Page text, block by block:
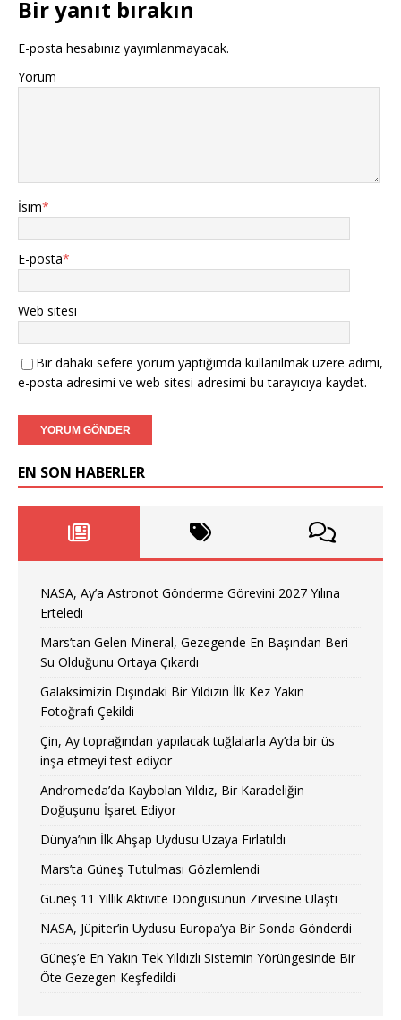
Bir yanıt bırakın
E-posta hesabınız yayımlanmayacak.
Yorum
İsim*
E-posta*
Web sitesi
Bir dahaki sefere yorum yaptığımda kullanılmak üzere adımı,
e-posta adresimi ve web sitesi adresimi bu tarayıcıya kaydet.
EN SON HABERLER
NASA, Ay’a Astronot Gönderme Görevini 2027 Yılına
Erteledi
Mars’tan Gelen Mineral, Gezegende En Başından Beri
Su Olduğunu Ortaya Çıkardı
Galaksimizin Dışındaki Bir Yıldızın İlk Kez Yakın
Fotoğrafı Çekildi
Çin, Ay toprağından yapılacak tuğlalarla Ay’da bir üs
inşa etmeyi test ediyor
Andromeda’da Kaybolan Yıldız, Bir Karadeliğin
Doğuşunu İşaret Ediyor
Dünya’nın İlk Ahşap Uydusu Uzaya Fırlatıldı
Mars’ta Güneş Tutulması Gözlemlendi
Güneş 11 Yıllık Aktivite Döngüsünün Zirvesine Ulaştı
NASA, Jüpiter’in Uydusu Europa’ya Bir Sonda Gönderdi
Güneş’e En Yakın Tek Yıldızlı Sistemin Yörüngesinde Bir
Öte Gezegen Keşfedildi